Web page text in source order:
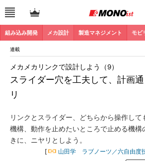
組み込み開発 メカ設計 製造マネジメント モビ
連載
スライダー穴を工夫して、計画
リ
メカメカリンクで設計しよう（9）
リンクとスライダー、どちらから操作して
機構、動作を止めたいところで止める機構
きに、ニヤリとしよう。
[ 山田学 ラブノーツ／六自由度